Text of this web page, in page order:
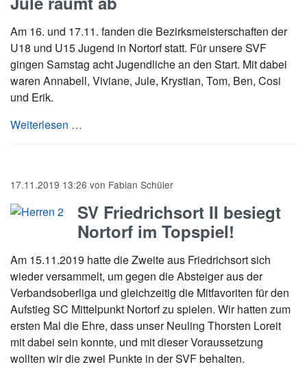
Am 16. und 17.11. fanden die Bezirksmeisterschaften der
U18 und U15 Jugend in Nortorf statt. Für unsere SVF
gingen Samstag acht Jugendliche an den Start. Mit dabei
waren Annabell, Viviane, Jule, Krystian, Tom, Ben, Cosi
und Erik.
Weiterlesen …
17.11.2019 13:26 von Fabian Schüler
SV Friedrichsort II besiegt
Nortorf im Topspiel!
Am 15.11.2019 hatte die Zweite aus Friedrichsort sich
wieder versammelt, um gegen die Absteiger aus der
Verbandsoberliga und gleichzeitig die Mitfavoriten für den
Aufstieg SC Mittelpunkt Nortorf zu spielen. Wir hatten zum
ersten Mal die Ehre, dass unser Neuling Thorsten Loreit
mit dabei sein konnte, und mit dieser Voraussetzung
wollten wir die zwei Punkte in der SVF behalten.